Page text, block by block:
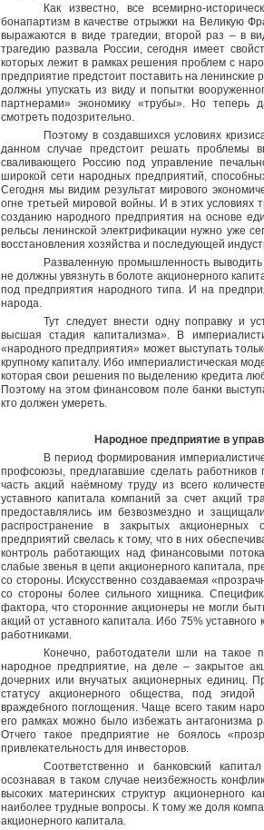
Как известно, все всемирно-
бонапартизм в качестве отрыжки на Великую
выражаются в виде трагедии, второй раз – в
трагедию развала России, сегодня имеет
которых лежит в рамках решения проблем с
предприятие предстоит поставить на
должны упускать из виду и попытки
партнерами» экономику «трубы». Но теперь
смотреть подозрительно.
Поэтому в создавшихся условиях
данном случае предстоит решать проблемы
сваливающего Россию под управление
широкой сети народных предприятий,
Сегодня мы видим результат мирового
огне третьей мировой войны. И в этих условиях
созданию народного предприятия на основе
рельсы ленинской электрификации нужно уже
восстановления хозяйства и последующей
Разваленную промышленность
не должны увязнуть в болоте акционерного
под предприятия народного типа. И на
народа.
Тут следует внести одну поправку и
высшая стадия капитализма». В
«народного предприятия» может выступать
крупному капиталу. Ибо империалистическая
которая свои решения по выделению кредита
Поэтому на этом финансовом поле банки
кто должен умереть.
Народное предприятие в
В период формирования
профсоюзы, предлагавшие сделать работников
часть акций наёмному труду из всего
уставного капитала компаний за счет акций
предоставлялись им безвозмездно и
распространение в закрытых акционерных
предприятий свелась к тому, что в них
контроль работающих над финансовыми
слабые звенья в цепи акционерного капитала,
со стороны. Искусственно создаваемая
со стороны более сильного хищника.
фактора, что сторонние акционеры не могли
акций от уставного капитала. Ибо 75%
работниками.
Конечно, работодатели шли на такое
народное предприятие, на деле – закрытое
дочерних или внучатых акционерных единиц.
статусу акционерного общества, под
враждебного поглощения. Чаще всего таким
его рамках можно было избежать антагонизма
Отчего такое предприятие не боялось
привлекательность для инвесторов.
Соответственно и банковский
осознавая в таком случае неизбежность
высоких материнских структур акционерного
наиболее трудные вопросы. К тому же доля
акционерного капитала.